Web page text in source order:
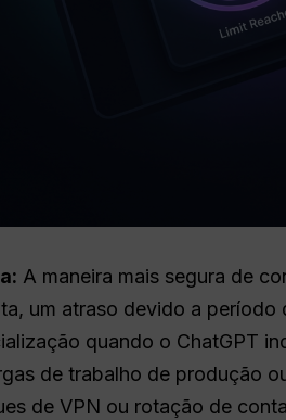
A maneira mais segura de
um atraso devido a
quando o ChatGPT
de trabalho de produção
de VPN ou rotação de